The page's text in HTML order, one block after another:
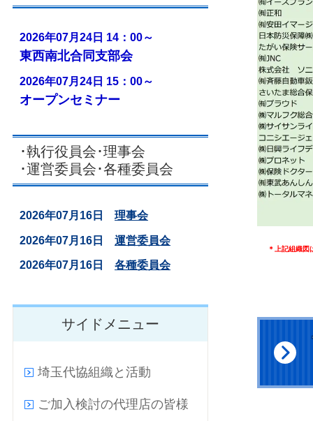
＊上記組織図
2026年07月24日 14：00～
東西南北合同支部会
2026年07月24日 15：00～
オープンセミナー
･執行役員会･理事会
･運営委員会･各種委員会
2026年07月16日 理事会
2026年07月16日 運営委員会
2026年07月16日 各種委員会
サイドメニュー
埼玉代協組織と活動
ご加入検討の代理店の皆様